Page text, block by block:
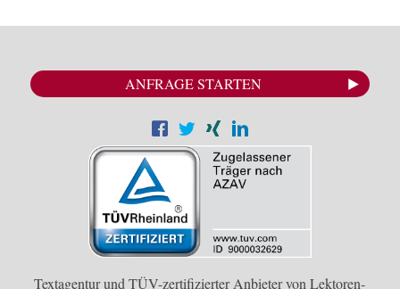
ANFRAGE STARTEN
Textagentur und TÜV-zertifizierter Anbieter von Lektoren-